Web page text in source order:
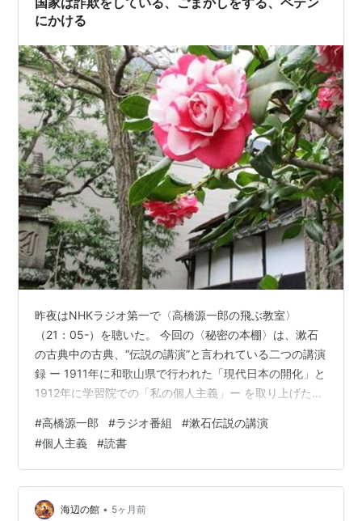
タカハシさんの生活と意見 / 高橋源一郎. -- 東京書
籍, 1996.6
ピートとうさんとティムぼうや / マーカス・フィス
ター[他]. -- 講談社, 1996.9. -- (世界の絵本)
競馬漂流記 / 高橋源一郎. -- ミデアム出版社, 1996.12
「夢競馬」奮戦記 / 高橋源一郎. -- 日本テレビ放送
網, 1997.3
さようなら、ギャングたち / 高橋源一郎. -- 講談社,
1997.4. -- (講談社文芸文庫)
ゴーストバスターズ / 高橋源一郎. -- 講談社, 1997.6
投稿少年 / 高橋源一郎. -- 角川書店, 1997.2. -- (角川
mini文庫)
いざとなりゃ本ぐらい読むわよ / 高橋源一郎. -- 朝日
新聞社, 1997.11
日本の名随筆. 別巻 80. -- 作品社, 1997.10
アルマジロがアルマジロになったわけ / ジョン・ロ
ウ[他]. -- 講談社, 1998.3. -- (世界の絵本)
競馬探偵T氏の事件簿 / 高橋源一郎. -- 読売新聞社,
1998.4
文学なんかこわくない / 高橋源一郎. -- 朝日新聞社,
即効ケイバ源一郎の法則 / 高橋源一郎. -- 青春出版
社, 1998.10
にかける
昨夜はNHKラジオ第一で〈高橋源一郎の飛ぶ教室〉
（21：05-）を聴いた。 今回の〈秘密の本棚〉は、漱石
の古典中の古典、“伝説の講演”と言われている二つの講演
録 ー 1911年に和歌山県で行われた「現代日本の開化」と
1912年に学習院での「私の個人主義」ー を取り上げた授
まよった。1910年と言えば大逆事件があった年。5月に
は天皇暗殺を企てたとして多くの社会主義者や無政府主
義者が逮捕され、翌1911年、死刑判決がでるとすぐに処
刑された（大逆事件は冤罪とも言われる）。 漱石は1911
年8月、この事件を起こした仲間がいた和歌山にわざわざ
#高橋源一郎 #ラジオ番組 #漱石伝説の講演
#個人主義 #読書
海辺の館 • 5ヶ月前